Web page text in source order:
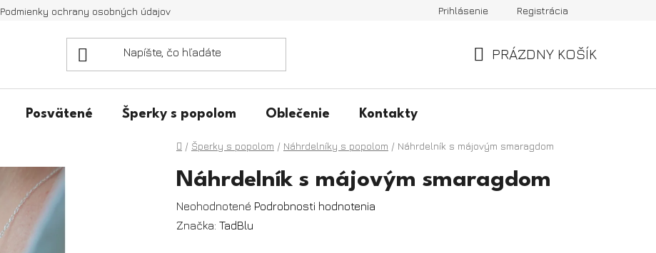
Podmienky ochrany osobných údajov Prihlásenie Registrácia
PRÁZDNY KOŠÍK
Posvätené Šperky s popolom Oblečenie Kontakty
Domov
/ Šperky s popolom / Náhrdelníky s popolom / Náhrdelník s májovým smaragdom
Náhrdelník s májovým smaragdom
Priemerné
hodnotenie
Neohodnotené Podrobnosti hodnotenia
Značka: TadBlu